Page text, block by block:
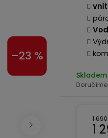
Skladem
1
1
–23 %